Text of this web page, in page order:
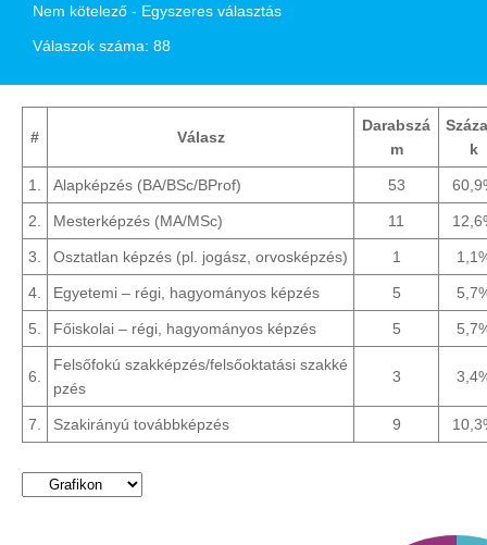
Nem kötelező - Egyszeres választás
Válaszok száma: 88
# Válasz
Darabszá
m
k
1. Alapképzés (BA/BSc/BProf) 53
2. Mesterképzés (MA/MSc) 11
3. Osztatlan képzés (pl. jogász, orvosképzés) 1
4. Egyetemi – régi, hagyományos képzés 5
5. Főiskolai – régi, hagyományos képzés 5
6.
Felsőfokú szakképzés/felsőoktatási szakké
pzés
3
7. Szakirányú továbbképzés 9